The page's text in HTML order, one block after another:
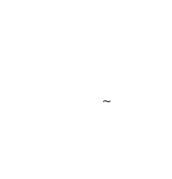
~